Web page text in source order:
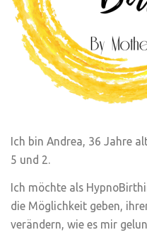
Ich bin Andrea, 36 Jahre
5 und 2.
Ich möchte als
die Möglichkeit geben,
verändern, wie es mir